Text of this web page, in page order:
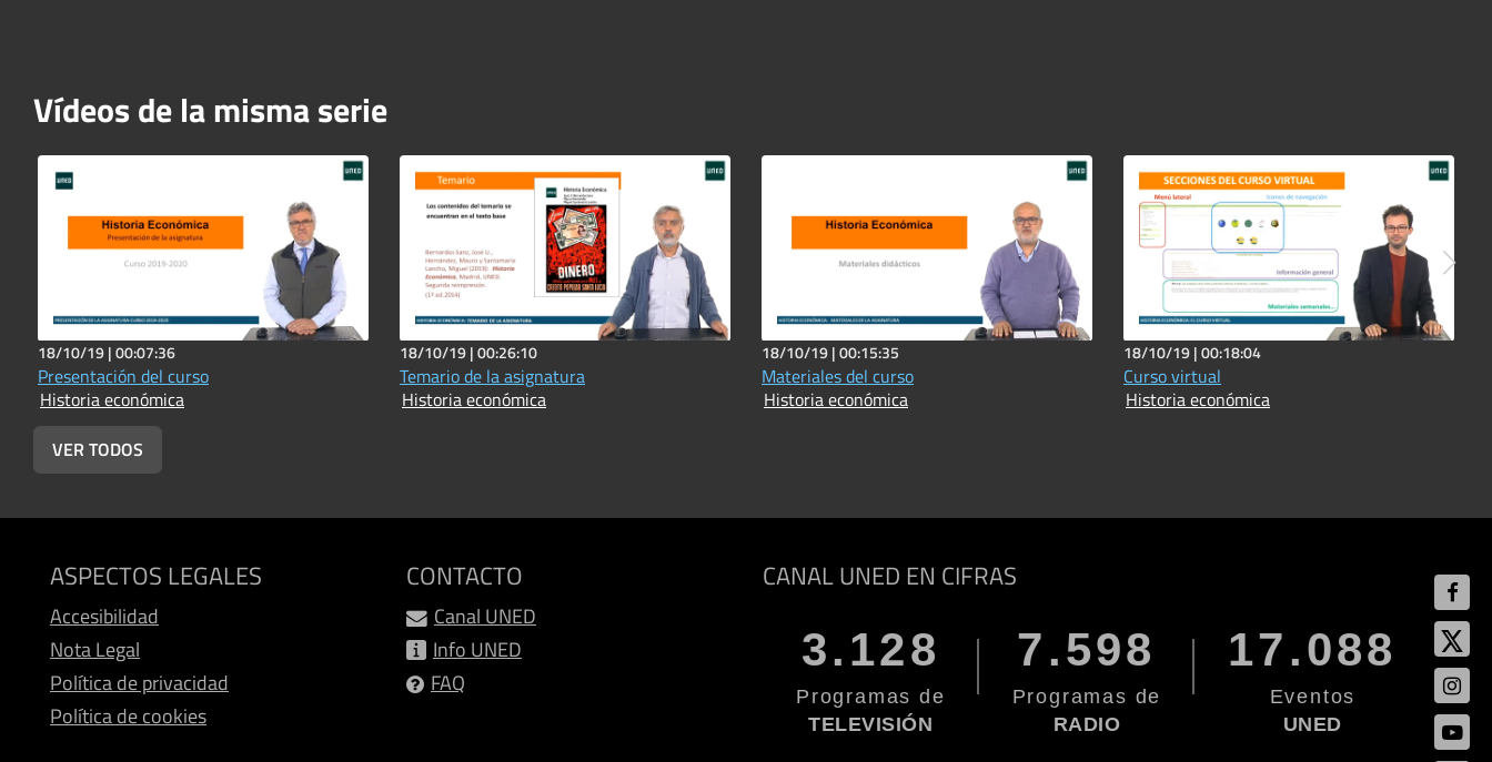
Vídeos de la misma serie
18/10/19 |00:07:36
Presentación del curso
Historia económica
18/10/19 |00:26:10
Temario de la asignatura
Historia económica
18/10/19 |00:15:35
Materiales del curso
Historia económica
18/10/19 |00:18:04
Curso virtual
Historia económica
VER TODOS
ASPECTOS LEGALES
Accesibilidad
Nota Legal
Política de privacidad
Política de cookies
CONTACTO
Canal UNED
Info UNED
FAQ
CANAL UNED EN CIFRAS
3.128
Programas de
TELEVISIÓN
7.598
Programas de
RADIO
17.088
Eventos
UNED